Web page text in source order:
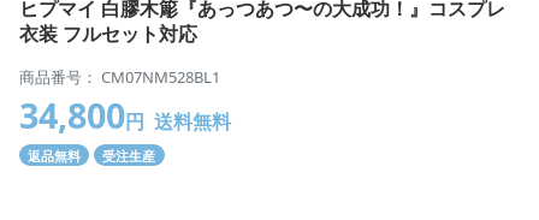
ヒプマイ 白膠木簓『あっつあつ〜の大成功！』コスプレ
衣装 フルセット対応
商品番号： CM07NM528BL1
34,800円 送料無料
返品無料 受注生産